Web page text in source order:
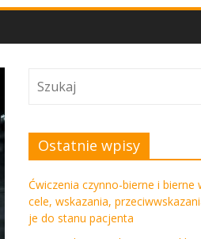
Ostatnie wpisy
Ćwiczenia czynno-bierne i bierne
cele, wskazania,
je do stanu pacjenta